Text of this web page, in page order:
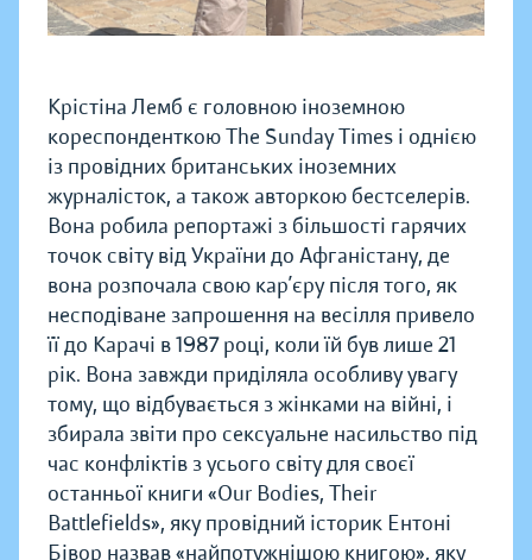
Крістіна Лемб є головною іноземною
кореспонденткою The Sunday Times і однією
із провідних британських іноземних
журналісток, а також авторкою бестселерів.
Вона робила репортажі з більшості гарячих
точок світу від України до Афганістану, де
вона розпочала свою кар’єру після того, як
несподіване запрошення на весілля привело
її до Карачі в 1987 році, коли їй був лише 21
рік. Вона завжди приділяла особливу увагу
тому, що відбувається з жінками на війні, і
збирала звіти про сексуальне насильство під
час конфліктів з усього світу для своєї
останньої книги «Our Bodies, Their
Battlefields», яку провідний історик Ентоні
Бівор назвав «найпотужнішою книгою», яку